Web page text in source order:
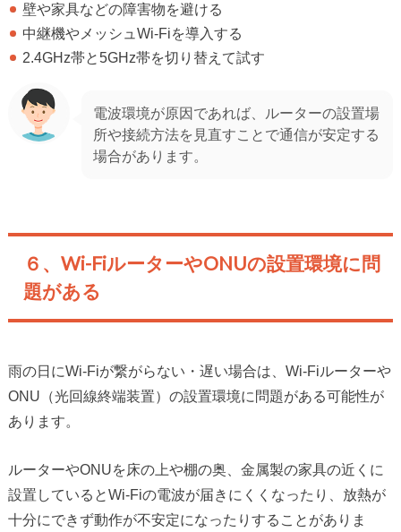
壁や家具などの障害物を避ける
中継機やメッシュWi-Fiを導入する
2.4GHz帯と5GHz帯を切り替えて試す
電波環境が原因であれば、ルーターの設置場
所や接続方法を見直すことで通信が安定する
場合があります。
６、Wi-FiルーターやONUの設置環境に問
題がある
雨の日にWi-Fiが繋がらない・遅い場合は、Wi-Fiルーターや
ONU（光回線終端装置）の設置環境に問題がある可能性が
あります。
ルーターやONUを床の上や棚の奥、金属製の家具の近くに
設置しているとWi-Fiの電波が届きにくくなったり、放熱が
十分にできず動作が不安定になったりすることがありま